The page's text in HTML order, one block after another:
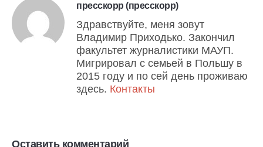
пресскорр (пресскорр)
Здравствуйте, меня зовут
Владимир Приходько. Закончил
факультет журналистики МАУП.
Мигрировал с семьей в Польшу в
2015 году и по сей день проживаю
здесь. Контакты
Оставить комментарий